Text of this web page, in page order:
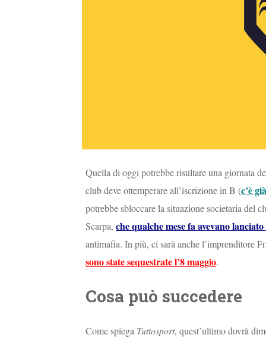
Quella di oggi potrebbe risultare una giornata
club deve ottemperare all’iscrizione in B (c’è
potrebbe sbloccare la situazione societaria del
Scarpa, che qualche mese fa avevano
antimafia. In più, ci sarà anche l’imprenditore
sono state sequestrate l’8 maggio.
Cosa può succedere
Come spiega Tuttosport, quest’ultimo dovrà